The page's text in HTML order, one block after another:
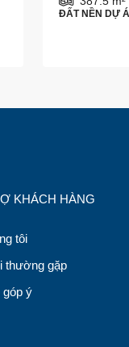
ĐẤT NỀN DỰ
KHÁCH HÀNG
tôi
thường gặp
góp ý